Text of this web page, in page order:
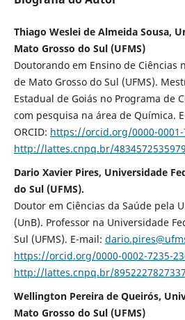
Thiago Weslei de Almeida Sousa,
Mato Grosso do Sul (UFMS)
Doutorando em Ensino de Ciências
de Mato Grosso do Sul (UFMS).
Estadual de Goiás no Programa de
com pesquisa na área de Química.
ORCID: https://orcid.org/0000-0001-
http://lattes.cnpq.br/
Dario Xavier Pires, Universidade
do Sul (UFMS).
Doutor em Ciências da Saúde pela
(UnB). Professor na Universidade
Sul (UFMS). E-mail:
https://orcid.org/0000-0002-7235-
http://lattes.cnpq.br/
Wellington Pereira de Queirós,
Mato Grosso do Sul (UFMS)